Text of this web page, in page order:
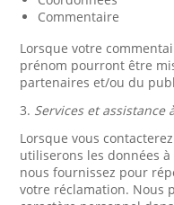
Commentaire
Lorsque votre
prénom pourront être
partenaires et/ou du
3. Services et assistance
Lorsque vous
utiliserons les données
nous fournissez pour
votre réclamation. Nous